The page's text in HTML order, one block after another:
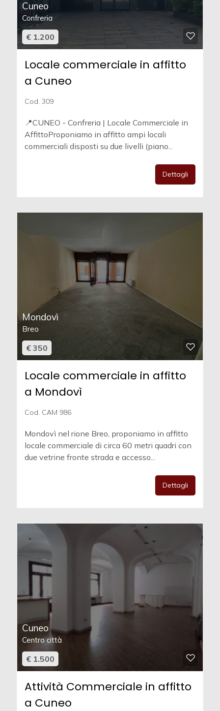
Cuneo
Confreria
€ 1.200
Locale commerciale in affitto
a Cuneo
Cod. 309
📍CUNEO - Confreria | Locale Commerciale in
AffittoProponiamo in affitto ampi locali
commerciali disposti su due livelli (piano...
Dettagli
Mondovì
Breo
€ 350
Locale commerciale in affitto
a Mondovì
Cod. CAM 986
Mondovì nel rione Breo, proponiamo in affitto
locale commerciale di circa 60 metri quadri con
due vetrine fronte strada e accesso...
Dettagli
Cuneo
Centro città
€ 1.500
Attività Commerciale in affitto
a Cuneo